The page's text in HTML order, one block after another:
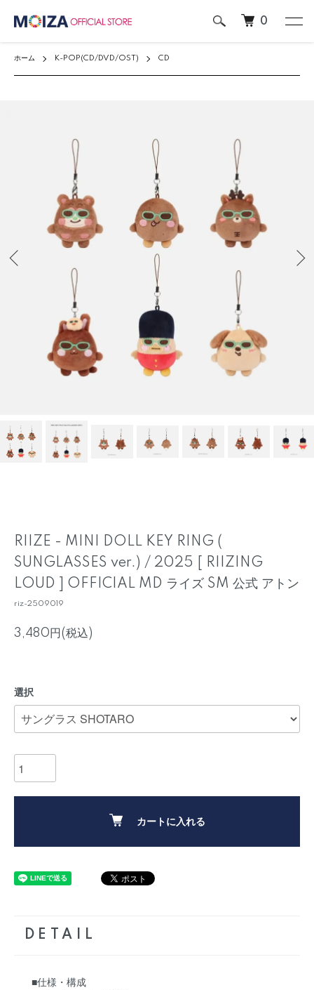
0
ホーム K-POP(CD/DVD/OST) CD
RIIZE - MINI DOLL KEY RING (
SUNGLASSES ver.) / 2025 [ RIIZING
LOUD ] OFFICIAL MD ライズ SM 公式 アトン
riz-2509019
3,480円(税込)
選択
カートに入れる
DETAIL
■仕様・構成